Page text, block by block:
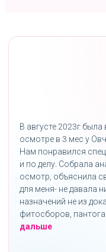
В августе 2023г
осмотре в 3 мес у
Нам понравился
и по делу. Собрала
осмотр, объяснила
для меня- не давала
назначений не из
фитосборов,
дальше«»